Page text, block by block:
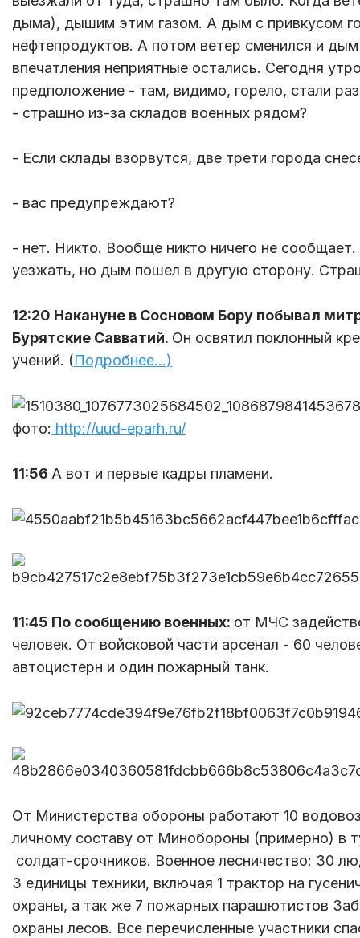
дыма), дышим этим газом. А дым с привкусом
нефтепродуктов. А потом ветер сменился и
впечатления неприятные остались. Сегодня
предположение - там, видимо, горело, стали
- страшно из-за складов военных рядом?
- Если склады взорвутся, две трети города
- вас предупреждают?
- нет. Никто. Вообще никто ничего не
уезжать, но дым пошел в другую сторону.
12:20 Накануне в Сосновом Бору побывал
Бурятские Савватий. Он освятил поклонный
учений. (Подробнее...)
фото: http://uud-eparh.ru/
11:56 А вот и первые кадры пламени.
11:45 По сообщению военных: от МЧС
человек. От войсковой части арсенал - 60
автоцистерн и один пожарный танк.
От Министерства обороны работают 10
личному составу от Минобороны (примерно) в
солдат-срочников. Военное лесничество: 30
3 единицы техники, включая 1 трактор на
охраны, а так же 7 пожарных парашютистов
охраны лесов. Все перечисленные участники